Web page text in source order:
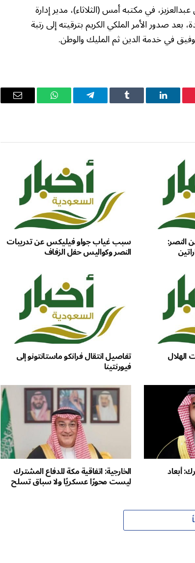
في مكتبه أمس (الثلاثاء)، مدير إدارة
بعد صدور الأمر الملكي الكريم بترقيته إلى رتبة
في خدمة الدين ثم المليك والوطن.
لينكدإن Tumblr تيلقرام واتساب
البريد
النصر: سبب غياب جواو فيليكس عن تدريبات
النصر وكواليس حفل الزفاف
الهلال تفاصيل انتقال فرانكو ماستانتونو إلى
فيورنتينا
أبعاد الخارجية: اتفاقية مكة للدفاع المشترك
ليست محورًا عسكريًا ولا سباق تسلح